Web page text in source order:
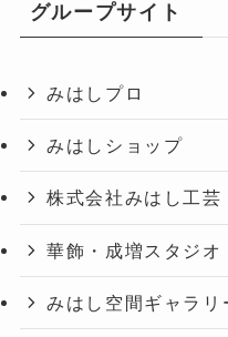
グループサイト
みはしプロ
みはしショップ
株式会社みはし工芸
華飾・成増スタジオ
みはし空間ギャラリ